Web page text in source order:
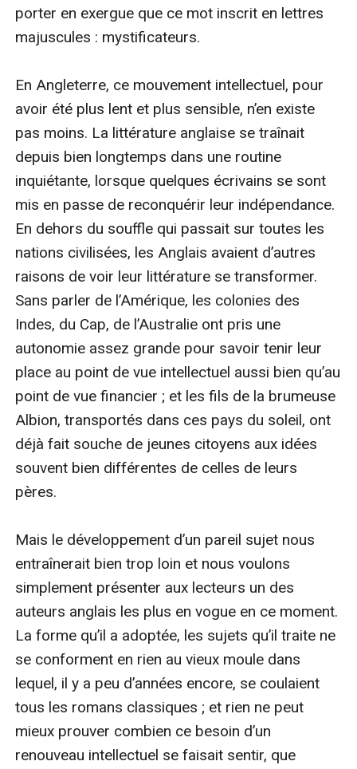
porter en exergue que ce mot inscrit en lettres
majuscules : mystificateurs.
En Angleterre, ce mouvement intellectuel, pour
avoir été plus lent et plus sensible, n’en existe
pas moins. La littérature anglaise se traînait
depuis bien longtemps dans une routine
inquiétante, lorsque quelques écrivains se sont
mis en passe de reconquérir leur indépendance.
En dehors du souffle qui passait sur toutes les
nations civilisées, les Anglais avaient d’autres
raisons de voir leur littérature se transformer.
Sans parler de l’Amérique, les colonies des
Indes, du Cap, de l’Australie ont pris une
autonomie assez grande pour savoir tenir leur
place au point de vue intellectuel aussi bien qu’au
point de vue financier ; et les fils de la brumeuse
Albion, transportés dans ces pays du soleil, ont
déjà fait souche de jeunes citoyens aux idées
souvent bien différentes de celles de leurs
pères.
Mais le développement d’un pareil sujet nous
entraînerait bien trop loin et nous voulons
simplement présenter aux lecteurs un des
auteurs anglais les plus en vogue en ce moment.
La forme qu’il a adoptée, les sujets qu’il traite ne
se conforment en rien au vieux moule dans
lequel, il y a peu d’années encore, se coulaient
tous les romans classiques ; et rien ne peut
mieux prouver combien ce besoin d’un
renouveau intellectuel se faisait sentir, que